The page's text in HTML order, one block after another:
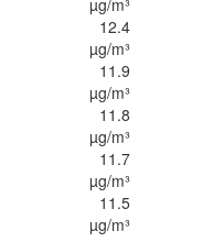
µg/m³
12.4
µg/m³
11.9
µg/m³
11.8
µg/m³
11.7
µg/m³
11.5
µg/m³